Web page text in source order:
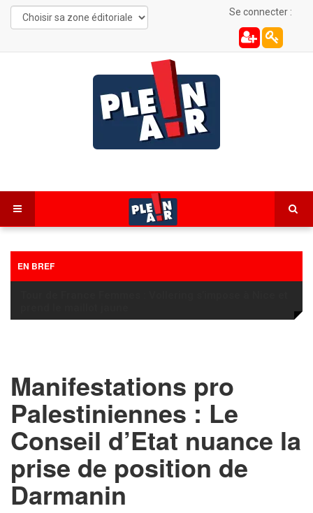
Se connecter :
EN BREF
Manifestations pro
Palestiniennes : Le
Conseil d’Etat nuance la
prise de position de
Darmanin